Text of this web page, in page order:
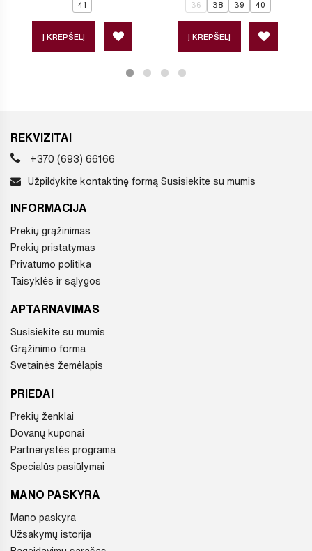
41
Į KREPŠELĮ
36 38 39 40
Į KREPŠELĮ
REKVIZITAI
+370 (693) 66166
Užpildykite kontaktinę formą Susisiekite su mumis
INFORMACIJA
Prekių grąžinimas
Prekių pristatymas
Privatumo politika
Taisyklės ir sąlygos
APTARNAVIMAS
Susisiekite su mumis
Grąžinimo forma
Svetainės žemėlapis
PRIEDAI
Prekių ženklai
Dovanų kuponai
Partnerystės programa
Specialūs pasiūlymai
MANO PASKYRA
Mano paskyra
Užsakymų istorija